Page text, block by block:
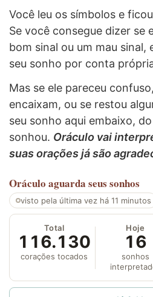
Você leu os símbolos e
Se você consegue dizer se
bom sinal ou um mau
seu sonho por conta
Mas se ele pareceu
encaixam, ou se restou
seu sonho aqui embaixo,
sonhou. Oráculo vai
suas orações já são
Oráculo aguarda seus sonhos
visto pela última vez há 11 minutos
Total
116.130
corações tocados
Hoje
16
sonhos